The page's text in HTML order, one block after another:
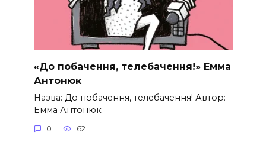
«До побачення, телебачення!» Емма
Антонюк
Назва: До побачення, телебачення! Автор:
Емма Антонюк
0 62